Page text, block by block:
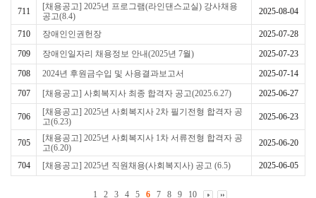
711
[채용공고] 2025년 프로그램(라인댄스교실) 강사채용
공고(8.4)
2025-08-04
710 장애인인권헌장
2025-07-28
709
장애인일자리 채용정보 안내(2025년 7월)
2025-07-23
708
2024년 후원금수입 및 사용결과보고서
2025-07-14
707
[채용공고] 사회복지사 최종 합격자 공고(2025.6.27) 2025-06-27
706
[채용공고] 2025년 사회복지사 2차 필기전형 합격자 공
고(6.23)
2025-06-23
705
[채용공고] 2025년 사회복지사 1차 서류전형 합격자 공
고(6.20)
2025-06-20
704 [채용공고] 2025년 직원채용(사회복지사) 공고 (6.5) 2025-06-05
1 2 3 4 5 6 7 8 9 10